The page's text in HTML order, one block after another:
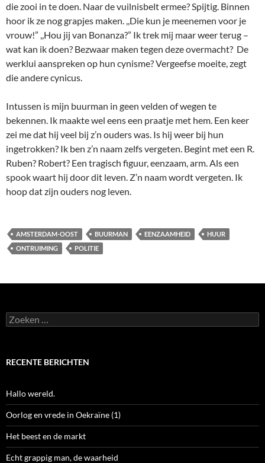
die zooi in te doen. Naar de vuilnisbelt ermee? Spijtig. Binnen
hoor ik ze nog grapjes maken. ,,Die kun je meenemen voor je
vrouw!” ,,Hou jij van Bonanza?” Ik trek mij maar weer terug –
wat kan ik doen? Bezwaar maken tegen deze overmacht? De
werklui aanspreken op hun cynisme? Vergeefse moeite, zegt
die andere cynicus.
Intussen is mijn buurman in geen velden of wegen te
bekennen. Ik maakte wel eens een praatje met hem. Een keer
zei me dat hij veel bij z’n ouders was. Is hij weer bij hun
ingetrokken? Ik ben z’n naam zelfs vergeten. Begint met een R.
Ruben? Robert? Een tragisch figuur, eenzaam, arm. Als een
spook waart hij door dit leven. Z’n naam wordt vergeten. Ik
hoop dat zijn ouders nog leven.
AMSTERDAM-OOST BUURMAN EENZAAMHEID
HUUR
ONTRUIMING
POLITIE
Zoeken
naar:
RECENTE BERICHTEN
Hallo wereld.
Oorlog en vrede in Oekraïne (1)
Het beest en de markt
Echt grappig man, de waarheid